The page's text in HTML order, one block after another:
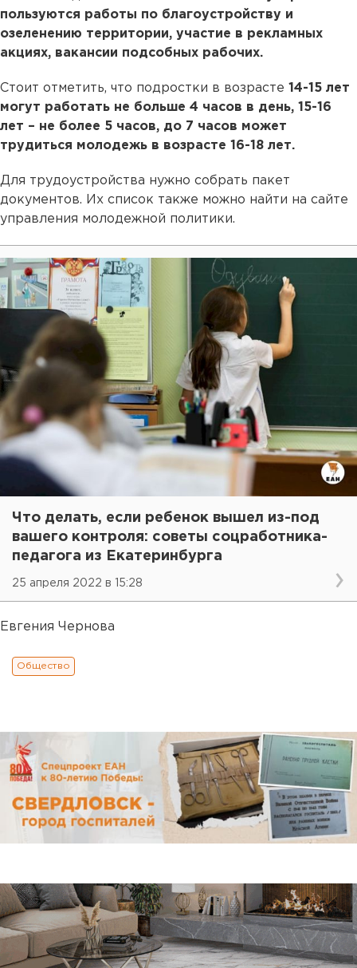
пользуются работы по благоустройству и
озеленению территории, участие в рекламных
акциях, вакансии подсобных рабочих.
Стоит отметить, что подростки в возрасте 14-15 лет
могут работать не больше 4 часов в день, 15-16
лет – не более 5 часов, до 7 часов может
трудиться молодежь в возрасте 16-18 лет.
Для трудоустройства нужно собрать пакет
документов. Их список также можно найти на сайте
управления молодежной политики.
Что делать, если ребенок вышел из-под
вашего контроля: советы соцработника-
педагога из Екатеринбурга
25 апреля 2022 в 15:28
Евгения Чернова
Общество